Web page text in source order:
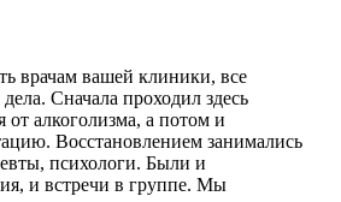
врачам вашей клиники, все
Сначала проходил здесь
от алкоголизма, а потом и
Восстановлением занимались
психологи. Были и
и встречи в группе. Мы